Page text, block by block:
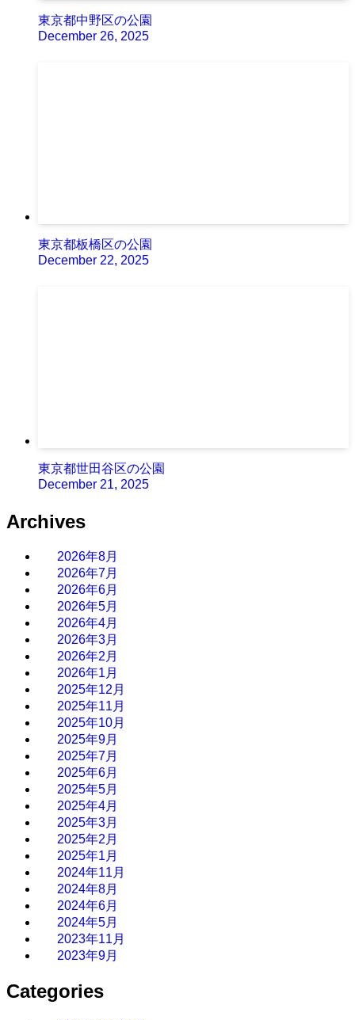
東京都中野区の公園
December 26, 2025
東京都板橋区の公園
December 22, 2025
東京都世田谷区の公園
December 21, 2025
Archives
2026年8月
2026年7月
2026年6月
2026年5月
2026年4月
2026年3月
2026年2月
2026年1月
2025年12月
2025年11月
2025年10月
2025年9月
2025年7月
2025年6月
2025年5月
2025年4月
2025年3月
2025年2月
2025年1月
2024年11月
2024年8月
2024年6月
2024年5月
2023年11月
2023年9月
Categories